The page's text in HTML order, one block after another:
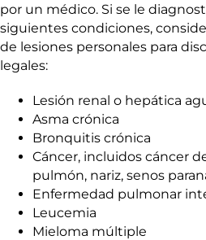
por un médico. Si se le
siguientes condiciones,
de lesiones personales para
legales:
Lesión renal o hepática
Asma crónica
Bronquitis crónica
Cáncer, incluidos cáncer
pulmón, nariz, senos
Enfermedad pulmonar
Leucemia
Mieloma múltiple